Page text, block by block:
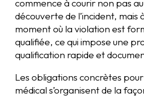
commence à courir non pas
découverte de l’incident, mais
moment où la violation est
qualifiée, ce qui impose une
qualification rapide et
Les obligations concrètes
médical s’organisent de la